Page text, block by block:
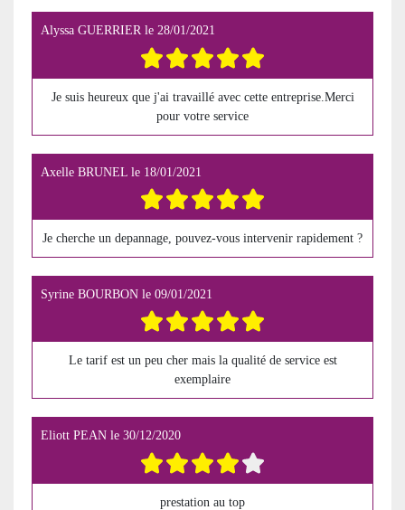
Alyssa GUERRIERle 28/01/2021
Je suis heureux que j'ai travaillé avec cette entreprise.Merci
pour votre service
Axelle BRUNEL le 18/01/2021
Je cherche un depannage, pouvez-vous intervenir rapidement ?
Syrine BOURBON le 09/01/2021
Le tarif est un peu cher mais la qualité de service est
exemplaire
Eliott PEAN le 30/12/2020
prestation au top